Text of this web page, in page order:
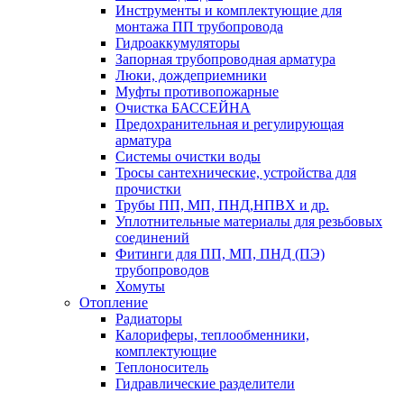
Инструменты и комплектующие для
монтажа ПП трубопровода
Гидроаккумуляторы
Запорная трубопроводная арматура
Люки, дождеприемники
Муфты противопожарные
Очистка БАССЕЙНА
Предохранительная и регулирующая
арматура
Системы очистки воды
Тросы сантехнические, устройства для
прочистки
Трубы ПП, МП, ПНД,НПВХ и др.
Уплотнительные материалы для резьбовых
соединений
Фитинги для ПП, МП, ПНД (ПЭ)
трубопроводов
Хомуты
Отопление
Радиаторы
Калориферы, теплообменники,
комплектующие
Теплоноситель
Гидравлические разделители